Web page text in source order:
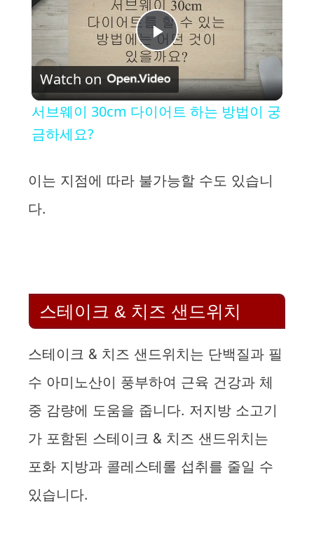
P
l
y
d
e
o
Watch on
서브웨이 30cm 다이어트 하는 방법이 궁
금하세요?
이는 지점에 따라 불가능할 수도 있습니
다.
스테이크 & 치즈 샌드위치
스테이크 & 치즈 샌드위치는 단백질과 필
수 아미노산이 풍부하여 근육 건강과 체
중 감량에 도움을 줍니다. 저지방 소고기
가 포함된 스테이크 & 치즈 샌드위치는
포화 지방과 콜레스테롤 섭취를 줄일 수
있습니다.